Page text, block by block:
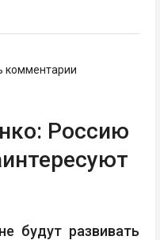
комментарии
Россию
будут развивать